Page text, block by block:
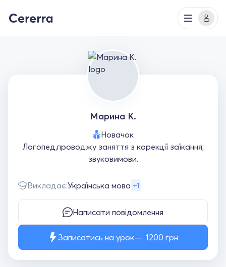
Марина К.
Новачок
Логопед,проводжу заняття з корекції заїкання,
звуковимови.
Викладає:Українська мова +1
Написати повідомлення
Записатись на урок 1200 грн